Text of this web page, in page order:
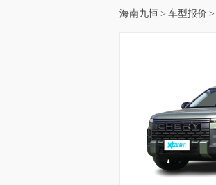
海南九恒 > 车型报价 >